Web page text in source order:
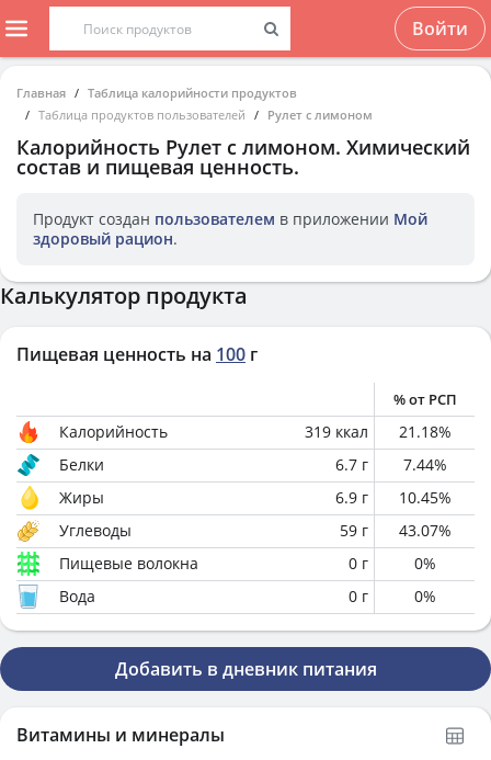
Войти
Главная
Таблица калорийности продуктов
Таблица продуктов пользователей
Рулет с лимоном
Калорийность Рулет с лимоном. Химический
состав и пищевая ценность.
Продукт создан пользователем в приложении Мой
здоровый рацион.
Калькулятор продукта
Пищевая ценность на 100 г
% от РСП
Калорийность 319 ккал 21.18%
Белки
6.7 г 7.44%
Жиры
6.9 г 10.45%
Углеводы
59 г 43.07%
Пищевые волокна
0 г 0%
Вода
0 г 0%
Добавить в дневник питания
Витамины и минералы